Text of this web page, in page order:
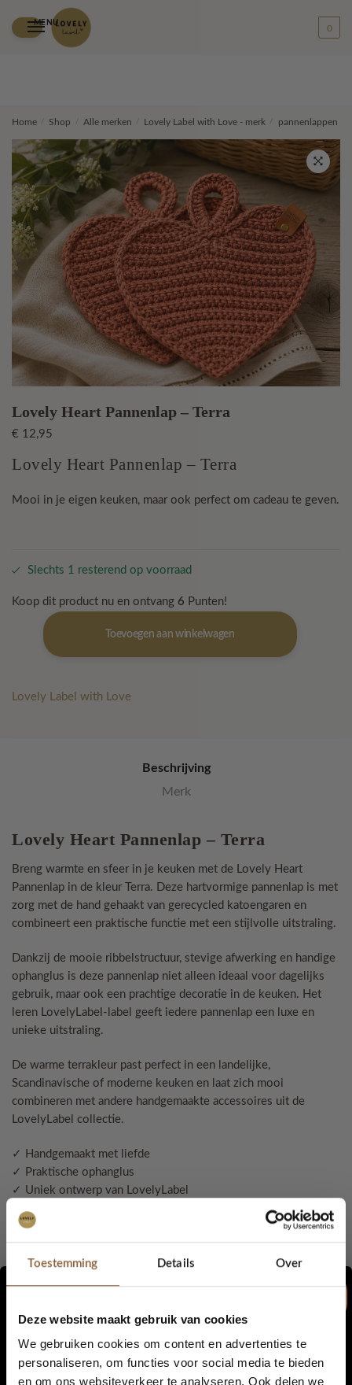
Toestemming Details Over
Deze website maakt gebruik van cookies
We gebruiken cookies om content en advertenties te
personaliseren, om functies voor social media te bieden
en om ons websiteverkeer te analyseren. Ook delen we
navigation
content
MENU
0
Home Shop Alle merken Lovely Label with Love - merk / pannenlappen
🔍
Lovely Heart Pannenlap – Terra
€ 12,95
Lovely Heart Pannenlap – Terra
Mooi in je eigen keuken, maar ook perfect om cadeau te geven.
Slechts 1 resterend op voorraad
Koop dit product nu en ontvang 6 Punten!
Lovely
Pannenlap
Terra
Toevoegen aan winkelwagen
Lovely Label with Love
Beschrijving
Merk
Lovely Heart Pannenlap – Terra
Breng warmte en sfeer in je keuken met de Lovely Heart
Pannenlap in de kleur Terra. Deze hartvormige pannenlap is met
zorg met de hand gehaakt van gerecycled katoengaren en
combineert een praktische functie met een stijlvolle uitstraling.
Dankzij de mooie ribbelstructuur, stevige afwerking en handige
ophanglus is deze pannenlap niet alleen ideaal voor dagelijks
gebruik, maar ook een prachtige decoratie in de keuken. Het
leren LovelyLabel-label geeft iedere pannenlap een luxe en
unieke uitstraling.
De warme terrakleur past perfect in een landelijke,
Scandinavische of moderne keuken en laat zich mooi
combineren met andere handgemaakte accessoires uit de
LovelyLabel collectie.
✓ Handgemaakt met liefde
✓ Praktische ophanglus
✓ Uniek ontwerp van LovelyLabel
✓ Duurzaam geproduceerd
✓ Iedere pannenlap is uniek
Duurzaam & praktisch
Gemaakt van 100% gerecycled garen
Samenstelling: ±80% katoen en 20% andere vezels
Stevig en slijtvast
Wasbaar op 30°C